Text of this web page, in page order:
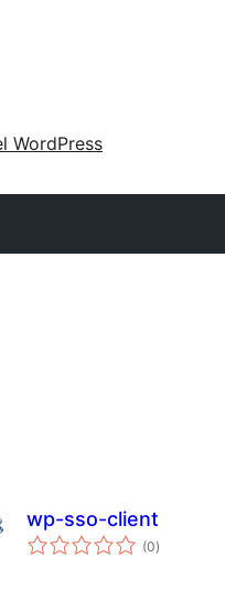
WordPress
wp-sso-client
(0puntuacions
totals
)